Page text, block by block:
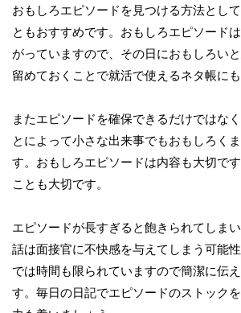
おもしろエピソードを見つける方法とし
ともおすすめです。おもしろエピソード
がっていますので、その日におもしろい
留めておくことで就活で使えるネタ帳にも
またエピソードを確保できるだけではな
とによって小さな出来事でもおもしろく
す。おもしろエピソードは内容も大切で
ことも大切です。
エピソードが長すぎると飽きられてしま
話は面接官に不快感を与えてしまう可能
では時間も限られていますので簡潔に伝
す。毎日の日記でエピソードのストック